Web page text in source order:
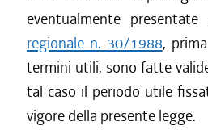
eventualmente
regionale n. 30/1988,
termini utili, sono fatte
tal caso il periodo utile
vigore della presente legge.